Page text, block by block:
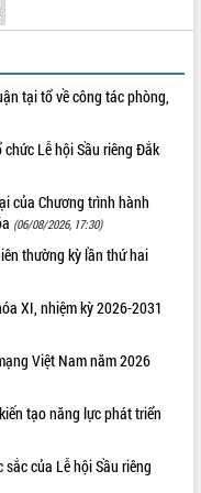
tại tổ về công tác phòng,
Lễ hội Sầu riêng Đắk
của Chương trình hành
(06/08/2026, 17:30)
thường kỳ lần thứ hai
XI, nhiệm kỳ 2026-2031
Việt Nam năm 2026
tạo năng lực phát triển
của Lễ hội Sầu riêng